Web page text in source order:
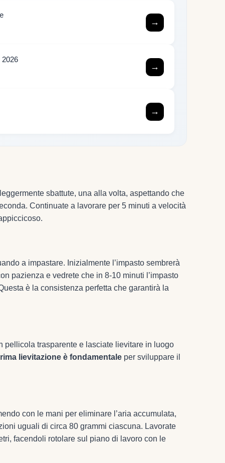
→
2026
→
→
sbattute, una alla volta, aspettando che
Continuate a lavorare per 5 minuti a velocità
a impastare. Inizialmente l’impasto sembrerà
pazienza e vedrete che in 8-10 minuti l’impasto
è la consistenza perfetta che garantirà la
pellicola trasparente e lasciate lievitare in luogo
lievitazione è fondamentale per sviluppare il
con le mani per eliminare l’aria accumulata,
uguali di circa 80 grammi ciascuna. Lavorate
facendoli rotolare sul piano di lavoro con le